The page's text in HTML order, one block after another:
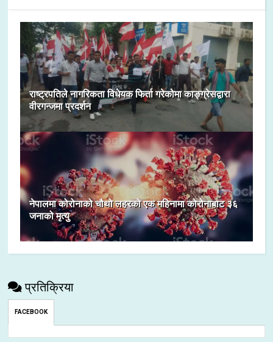
राष्ट्रपतिले नागरिकता विधेयक फिर्ता गरेकोमा काङ्ग्रेसद्वारा
वीरगन्जमा प्रदर्शन
नेपालमा कोरोनाको चौथो लहरको एक महिनामा कोरोनाबाट ३६
जनाको मृत्यु
प्रतिक्रिया
FACEBOOK